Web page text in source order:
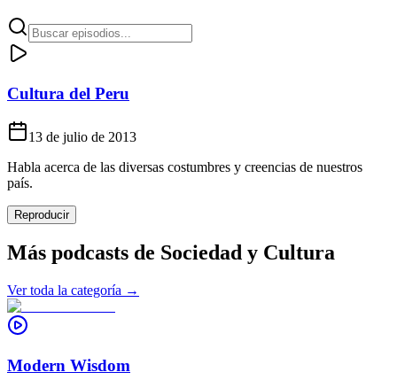
Cultura del Peru
13 de julio de 2013
Habla acerca de las diversas costumbres y creencias de nuestros
país.
Reproducir
Más podcasts de Sociedad y Cultura
Ver toda la categoría →
Modern Wisdom